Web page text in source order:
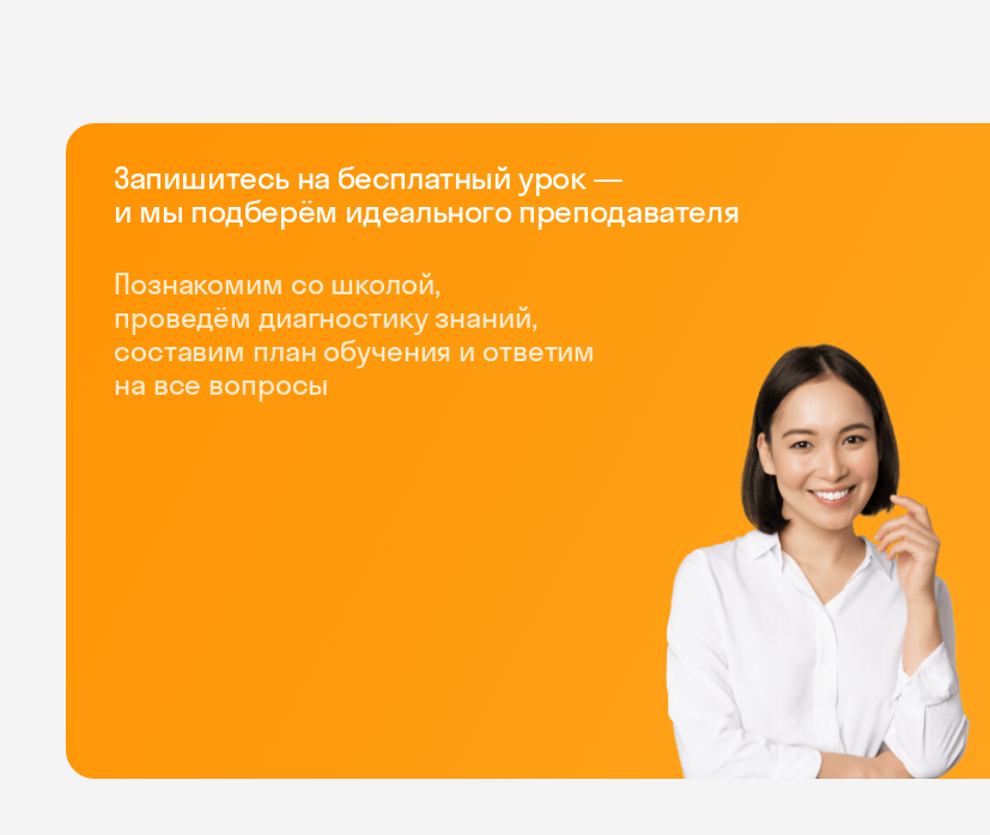
Запишитесь на бесплатный урок —
и мы подберём идеального преподавателя
Познакомим со школой,
проведём диагностику знаний,
составим план обучения и ответим
на все вопросы